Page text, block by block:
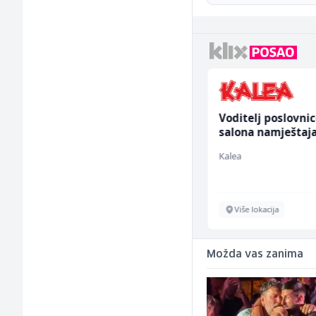
Voditelj
salona namještaja
Kalea
Više lokacija
Možda vas zanima